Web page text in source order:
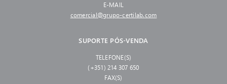
E-MAIL
comercial@grupo-certilab.com
SUPORTE PÓS-VENDA
TELEFONE(S)
(+351) 214 307 650
FAX(S)